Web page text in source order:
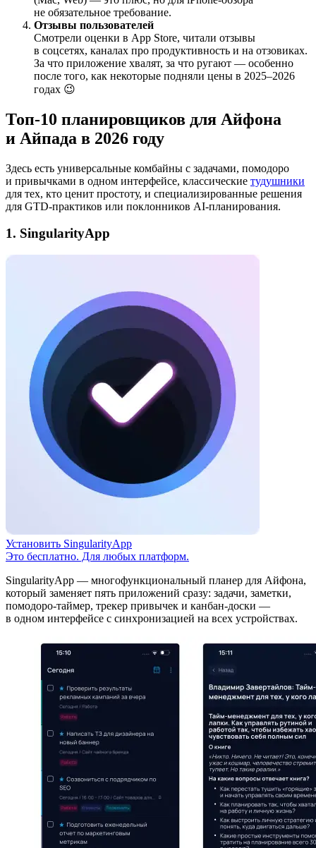
не обязательное требование.
Отзывы пользователей
Смотрели оценки в App Store, читали отзывы
в соцсетях, каналах про продуктивность и на отзовиках.
За что приложение хвалят, за что ругают — особенно
после того, как некоторые подняли цены в 2025–2026
годах 😉
Топ-10 планировщиков для Айфона
и Айпада в 2026 году
Здесь есть универсальные комбайны с задачами, помодоро
и привычками в одном интерфейсе, классические тудушники
для тех, кто ценит простоту, и специализированные решения
для GTD-практиков или поклонников AI-планирования.
1. SingularityApp
Установить SingularityApp
Это бесплатно. Для любых платформ.
SingularityApp — многофункциональный планер для Айфона,
который заменяет пять приложений сразу: задачи, заметки,
помодоро-таймер, трекер привычек и канбан-доски —
в одном интерфейсе с синхронизацией на всех устройствах.